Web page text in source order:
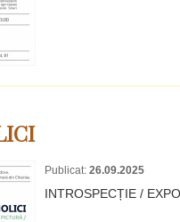
Publicat: 26.09.2025
INTROSPECȚIE /